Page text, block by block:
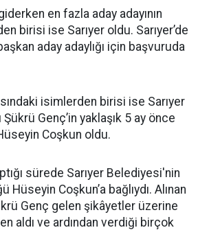
en fazla aday adayının
birisi ise Sarıyer oldu. Sarıyer’de
aday adaylığı için başvuruda
isimlerden birisi ise Sarıyer
Genç’in yaklaşık 5 ay önce
Coşkun oldu.
sürede Sarıyer Belediyesi'nin
Hüseyin Coşkun’a bağlıydı. Alınan
Genç gelen şikâyetler üzerine
aldı ve ardından verdiği birçok